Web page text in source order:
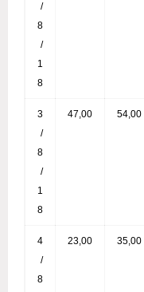
/
8
/
1
8
3
/
8
/
1
8
47,00 54,00
4
/
8
23,00 35,00